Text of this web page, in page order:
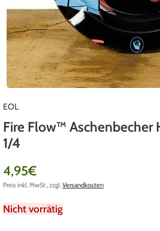
EOL
Fire Flow™ Aschenbecher
1/4
4,95€
Preis inkl. MwSt., zzgl.Versandkosten
Nicht vorrätig